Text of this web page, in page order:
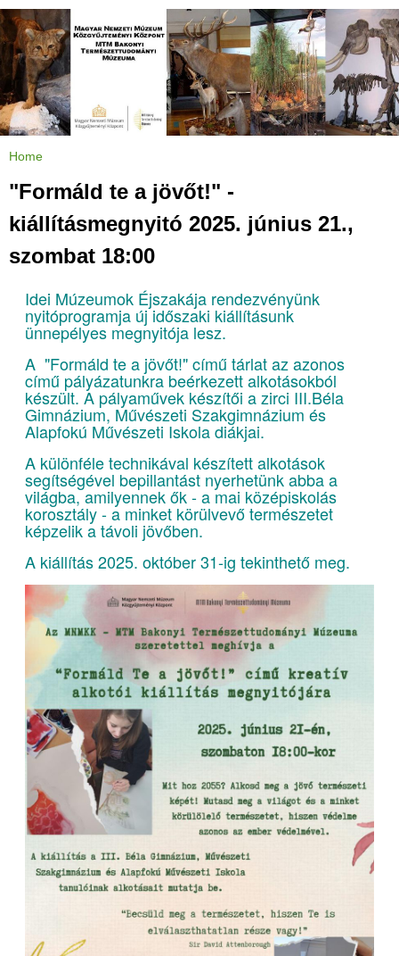
Jump to navigation
Y
u
e
h
r
e
Home
"Formáld te a jövőt!" -
kiállításmegnyitó 2025. június 21.,
szombat 18:00
Idei Múzeumok Éjszakája rendezvényünk
nyitóprogramja új időszaki kiállításunk
ünnepélyes megnyitója lesz.
A "Formáld te a jövőt!" című tárlat az azonos
című pályázatunkra beérkezett alkotásokból
készült. A pályaművek készítői a zirci III.Béla
Gimnázium, Művészeti Szakgimnázium és
Alapfokú Művészeti Iskola diákjai.
A különféle technikával készített alkotások
segítségével bepillantást nyerhetünk abba a
világba, amilyennek ők - a mai középiskolás
korosztály - a minket körülvevő természetet
képzelik a távoli jövőben.
A kiállítás 2025. október 31-ig tekinthető meg.